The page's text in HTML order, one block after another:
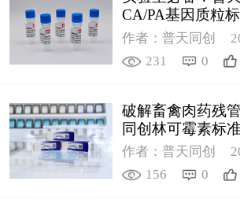
CA/PA基因质粒
作者：普天同创
231
0
破解畜禽肉药残
同创林可霉素标
支撑
作者：普天同创
156
0